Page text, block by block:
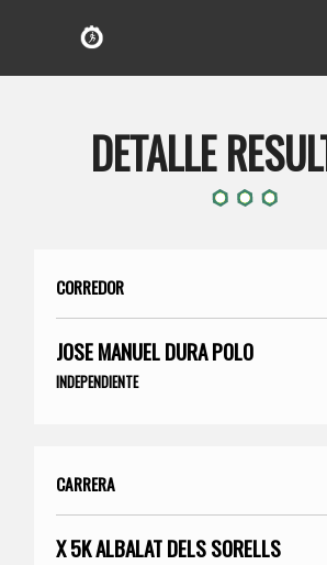
DETALLE
CORREDOR
JOSE MANUEL DURA POLO
INDEPENDIENTE
CARRERA
X 5K ALBALAT DELS SORELLS